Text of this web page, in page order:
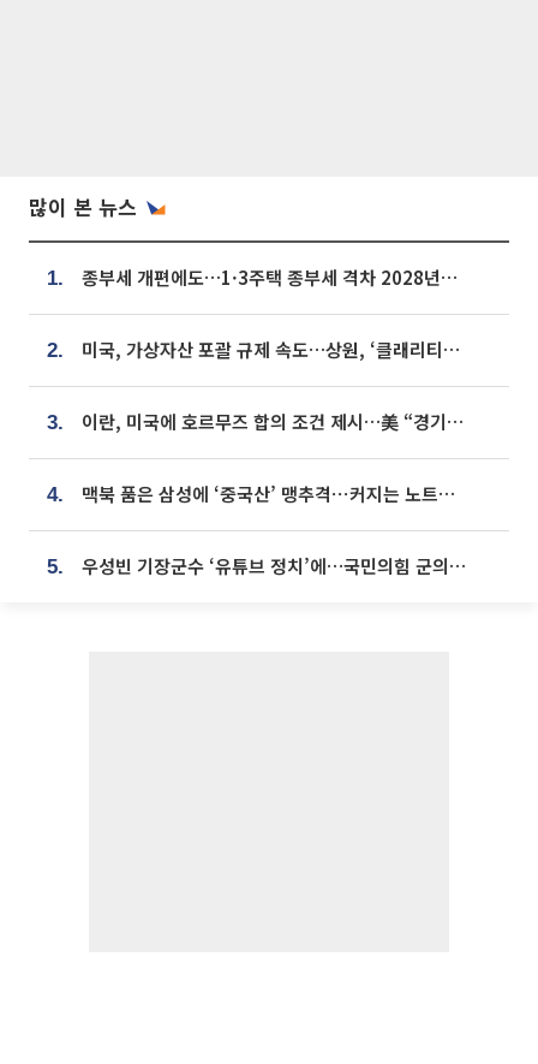
많이 본 뉴스
1. 종부세 개편에도…1·3주택 종부세 격차 2028년부터 확대
2. 미국, 가상자산 포괄 규제 속도…상원, ‘클래리티법’ 9월 절차투표 추진
3. 이란, 미국에 호르무즈 합의 조건 제시…美 “경기 아직 안 끝나” [종합]
4. 맥북 품은 삼성에 ‘중국산’ 맹추격⋯커지는 노트북 OLED 시장
5. 우성빈 기장군수 ‘유튜브 정치’에…국민의힘 군의원들 집단 반발